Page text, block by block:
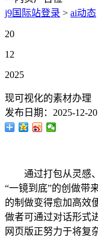
j9国际站登录 > ai动态
20
12
2025
现可视化的素材办理
发布日期： 2025-12-
通过打包从灵感、
“一镜到底”的创做带
的制做变得愈加高效
做者可通过对话形式
网页版正努力于将复